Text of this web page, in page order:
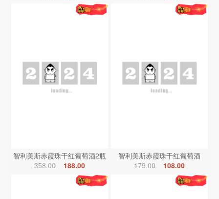
智利美斯赤霞珠干红葡萄酒2瓶
358.00
188.00
智利美斯赤霞珠干红葡萄酒
179.00
108.00